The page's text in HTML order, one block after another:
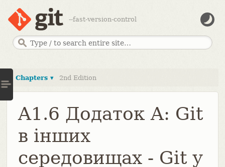
--fast-version-control
Chapters ▾ 2nd Edition
A1.6 Додаток A: Git
в інших
середовищах - Git у